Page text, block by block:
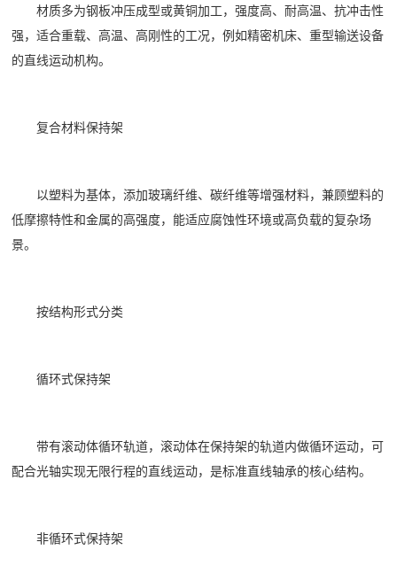
材质多为钢板冲压成型或黄铜加工，强度高、耐高温、抗冲击性
强，适合重载、高温、高刚性的工况，例如精密机床、重型输送设备
的直线运动机构。
复合材料保持架
以塑料为基体，添加玻璃纤维、碳纤维等增强材料，兼顾塑料的
低摩擦特性和金属的高强度，能适应腐蚀性环境或高负载的复杂场
景。
按结构形式分类
循环式保持架
带有滚动体循环轨道，滚动体在保持架的轨道内做循环运动，可
配合光轴实现无限行程的直线运动，是标准直线轴承的核心结构。
非循环式保持架